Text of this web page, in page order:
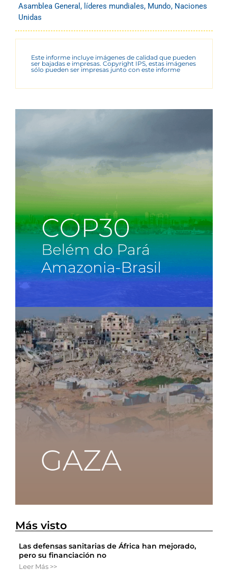
Asamblea General , líderes mundiales, Mundo, Naciones
Unidas
Este informe incluye imágenes de calidad que pueden
ser bajadas e impresas. Copyright IPS, estas imágenes
sólo pueden ser impresas junto con este informe
Más visto
Las defensas sanitarias de África han mejorado,
pero su financiación no
Leer Más >>